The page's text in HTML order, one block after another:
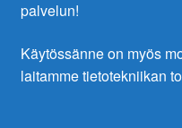
palvelun!
Käytössänne on myös
laitamme tietotekniikan